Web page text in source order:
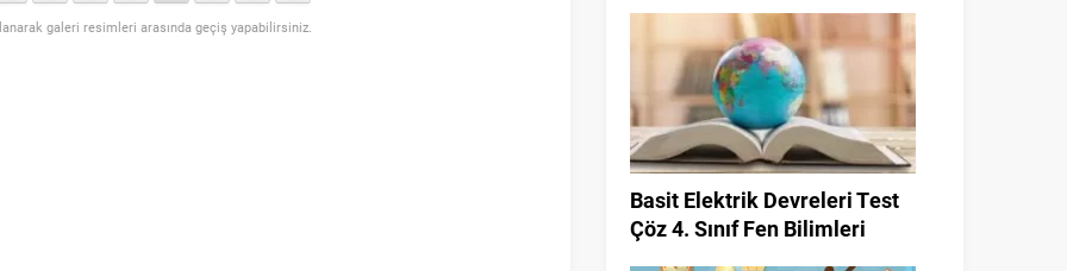
galeri resimleri arasında geçiş yapabilirsiniz.
Basit Elektrik Devreleri Test
Çöz 4. Sınıf Fen Bilimleri